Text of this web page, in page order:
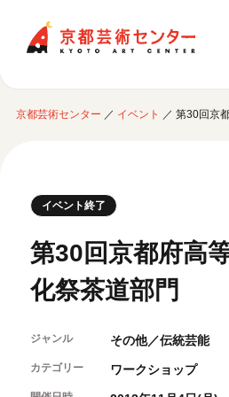
English
フェは11:00～18:00まで営業
開館時間・アクセシビリティ
フロアガイド
イベントに参加する
京都芸術センター ／ イベント ／ 第30回京
イベント終了
第30回京都府高
化祭茶道部門
ジャンル その他／伝統芸能
カテゴリー ワークショップ